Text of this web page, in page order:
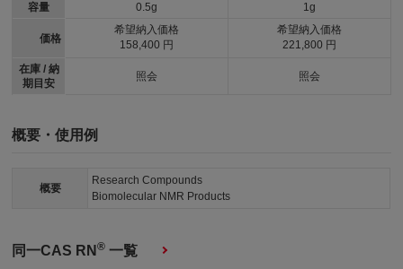
容量
価格
在庫 / 納
期目安
0.5g
希望納入価格
158,400 円
照会
1g
希望納入価格
221,800 円
照会
概要・使用例
概要
Research Compounds
Biomolecular NMR Products
同一CAS RN® 一覧